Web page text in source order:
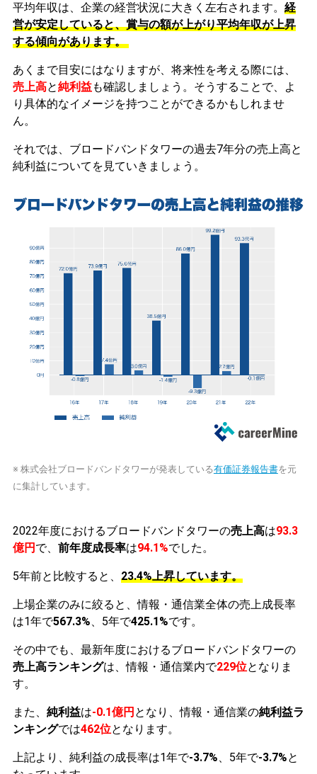
平均年収は、企業の経営状況に大きく左右されます。 経
営が安定していると、賞与の額が上がり平均年収が上昇
する傾向があります。
あくまで目安にはなりますが、将来性を考える際には、
売上高と純利益も確認しましょう。そうすることで、よ
り具体的なイメージを持つことができるかもしれませ
ん。
それでは、ブロードバンドタワーの過去7年分の売上高と
純利益についてを見ていきましょう。
※ 株式会社ブロードバンドタワーが発表している有価証券報告書を元
に集計しています。
2022年度におけるブロードバンドタワーの売上高は93.3
億円 で、 前年度成長率は94.1%でした。
5年前と比較すると、 23.4%上昇しています。
上場企業のみに絞ると、情報・通信業全体の売上成長率
は1年で567.3%、5年で425.1%です。
その中でも、最新年度におけるブロードバンドタワーの
売上高ランキングは、情報・通信業内で229位となりま
す。
また、 純利益は-0.1億円 となり、情報・通信業の純利益ラ
ンキングでは462位となります。
上記より、純利益の成長率は1年で-3.7%、5年で-3.7%と